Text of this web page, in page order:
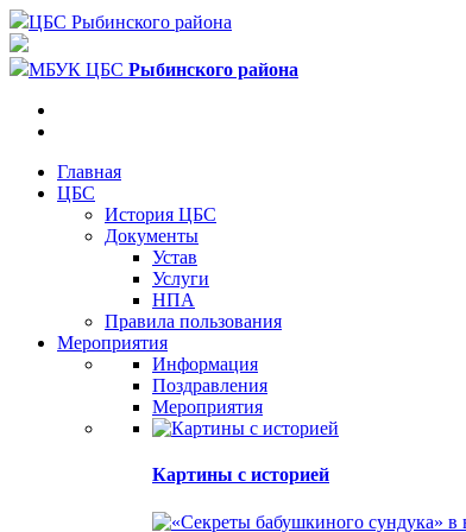
ЦБС Рыбинского района
МБУК ЦБС Рыбинского района
Главная
ЦБС
История ЦБС
Документы
Устав
Услуги
НПА
Правила пользования
Мероприятия
Информация
Поздравления
Мероприятия
Картины с историей